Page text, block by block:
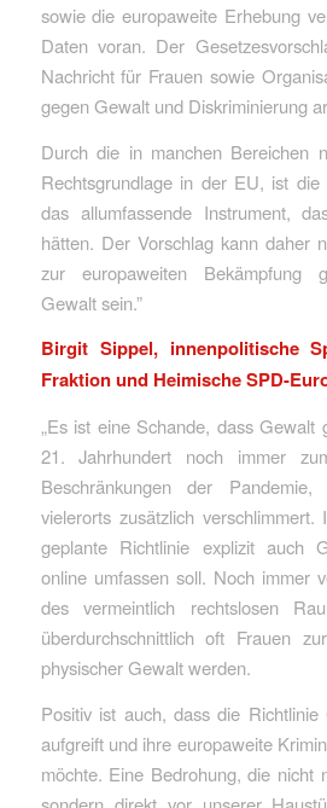
sowie die europaweite Erhebung
Daten voran. Der
Nachricht für Frauen sowie
gegen Gewalt und Diskriminierung
Durch die in manchen Bereichen
Rechtsgrundlage in der EU, ist die
das allumfassende Instrument,
hätten. Der Vorschlag kann daher
zur europaweiten Bekämpfung
Gewalt sein.”
Birgit Sippel, innenpolitische
Fraktion und Heimische SPD-
„Es ist eine Schande, dass Gewalt
21. Jahrhundert noch immer
Beschränkungen der
vielerorts zusätzlich
geplante Richtlinie explizit auch
online umfassen soll. Noch immer
des vermeintlich rechtslosen
überdurchschnittlich oft Frauen
physischer Gewalt werden.
Positiv ist auch, dass die Richtlinie
aufgreift und ihre europaweite
möchte. Eine Bedrohung, die nicht